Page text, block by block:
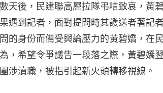
數天後，民建聯高層拉隊弔唁致哀，黃
果遇到記者，面對提問時其護送者著記
問的身份而備受輿論壓力的黃碧嬌，在
為，希望令爭議告一段落之際，黃碧嬌
團涉瀆職，被指引起新火頭轉移視線。